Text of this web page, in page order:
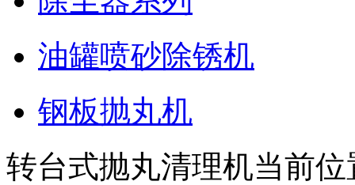
油罐喷砂除锈机
钢板抛丸机
转台式抛丸清理机当前